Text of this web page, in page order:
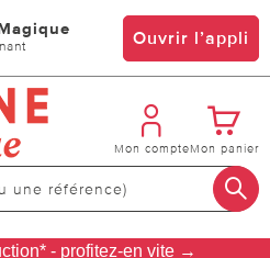
Ouvrir l’appli
Mon compteMon panier
- profitez-en vite →